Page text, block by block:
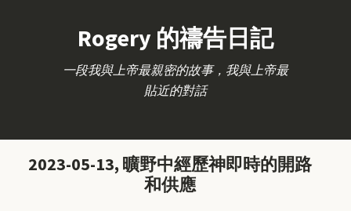
Rogery 的禱告日記
一段我與上帝最親密的故事，我與上帝最
貼近的對話
2023-05-13, 曠野中經歷神即時的開路
和供應